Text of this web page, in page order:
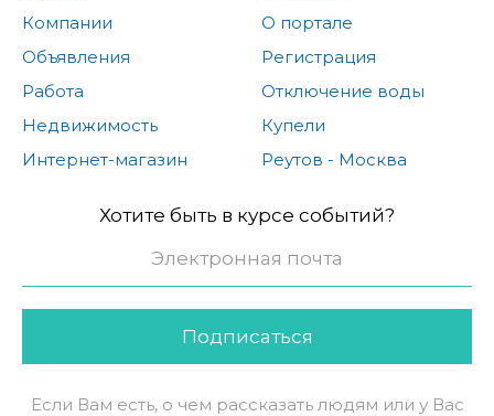
Компании
Объявления
Работа
Недвижимость
Интернет-магазин
О портале
Регистрация
Отключение воды
Купели
Реутов - Москва
Хотите быть в курсе событий?
Подписаться
Если Вам есть, о чем рассказать людям или у Вас